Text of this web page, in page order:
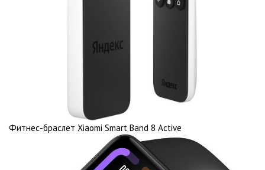
Фитнес-браслет Xiaomi Smart Band 8 Active